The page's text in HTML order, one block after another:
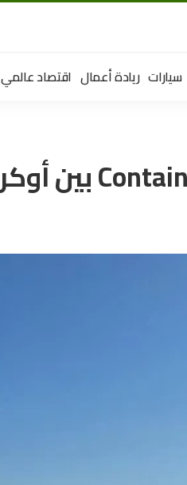
سيارات ريادة أعمال اقتصاد عالمي